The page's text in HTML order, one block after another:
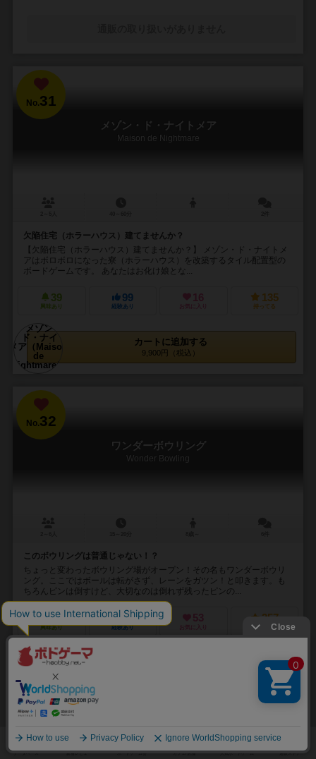
No.31
メゾン・ド・ナイトメア
Maison de Nightmare
欠陥住宅（ホラーハウス）建てませんか？
【欠陥住宅（ホラーハウス）建てませんか？】 メゾン・ド・ナイトメ
アはボロボロになった寮（ホラーハウス）を改築するタイル配置型の
ボードゲームです。 あなたはお化け娘とな...
39
興味あり
99
経験あり
16
お気に入り
135
持ってる
カートに追加する
9,900円（税込）
No.32
ワンダーボウリング
Wonder Bowling
このボウリングは普通じゃない！？
ちょっと変わったボウリング場がオープン！その名もワンダーボウリ
ング。ここではボールは転がさず、レーンをガツン！と叩きます。も
ちろんピンは倒すけど、大切なのは倒れず残ったピンの...
76
興味あり
372
経験あり
53
お気に入り
257
持ってる
No.33